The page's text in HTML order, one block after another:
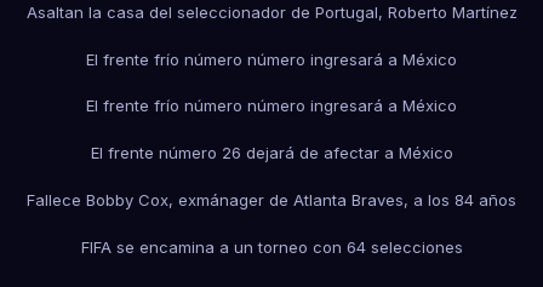
Asaltan la casa del seleccionador de Portugal, Roberto Martínez
El frente frío número número ingresará a México
El frente frío número número ingresará a México
El frente número 26 dejará de afectar a México
Fallece Bobby Cox, exmánager de Atlanta Braves, a los 84 años
FIFA se encamina a un torneo con 64 selecciones